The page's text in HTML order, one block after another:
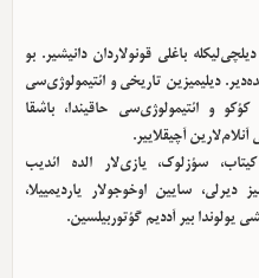
باغلی قونولاردان دانیشیر. بو
دیلیمیزین تاریخی و ائتیمولوژی‌سی
و ائتیمولوژی‌سی حاقیندا، باشقا
آچیقلاییر.
سؤزلوک، یازی‌لار الده ائدیب
دیرلی، سایین اوخوجولار یاردیمییلا،
بیر آددیم گؤتوربیلسین.